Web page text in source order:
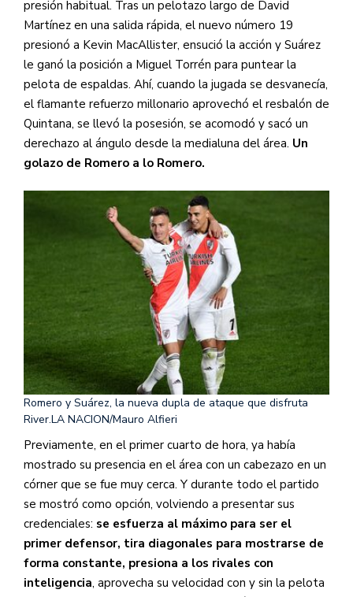
presión habitual. Tras un pelotazo largo de David
Martínez en una salida rápida, el nuevo número 19
presionó a Kevin MacAllister, ensució la acción y Suárez
le ganó la posición a Miguel Torrén para puntear la
pelota de espaldas. Ahí, cuando la jugada se desvanecía,
el flamante refuerzo millonario aprovechó el resbalón de
Quintana, se llevó la posesión, se acomodó y sacó un
derechazo al ángulo desde la medialuna del área. Un
golazo de Romero a lo Romero.
Romero y Suárez, la nueva dupla de ataque que disfruta
River.LA NACION/Mauro Alfieri
Previamente, en el primer cuarto de hora, ya había
mostrado su presencia en el área con un cabezazo en un
córner que se fue muy cerca. Y durante todo el partido
se mostró como opción, volviendo a presentar sus
credenciales: se esfuerza al máximo para ser el
primer defensor, tira diagonales para mostrarse de
forma constante, presiona a los rivales con
inteligencia, aprovecha su velocidad con y sin la pelota